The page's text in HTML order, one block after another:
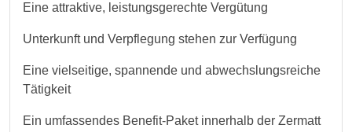
Eine attraktive, leistungsgerechte Vergütung
Unterkunft und Verpflegung stehen zur Verfügung
Eine vielseitige, spannende und abwechslungsreiche
Tätigkeit
Ein umfassendes Benefit-Paket innerhalb der Zermatt